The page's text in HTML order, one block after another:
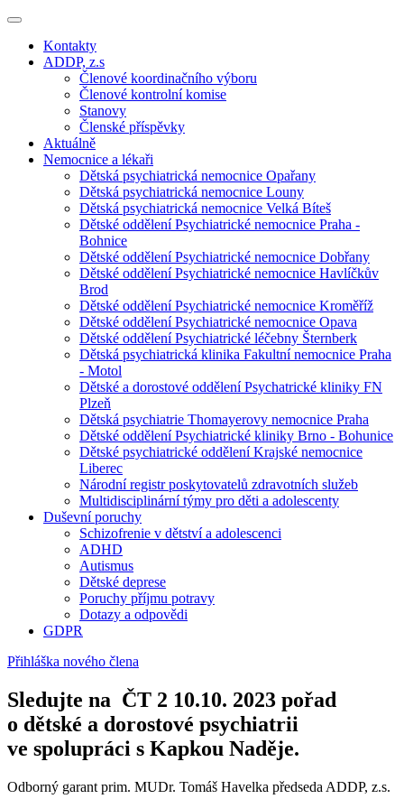
Kontakty
ADDP, z.s
Členové koordinačního výboru
Členové kontrolní komise
Stanovy
Členské příspěvky
Aktuálně
Nemocnice a lékaři
Dětská psychiatrická nemocnice Opařany
Dětská psychiatrická nemocnice Louny
Dětská psychiatrická nemocnice Velká Bíteš
Dětské oddělení Psychiatrické nemocnice Praha -
Bohnice
Dětské oddělení Psychiatrické nemocnice Dobřany
Dětské oddělení Psychiatrické nemocnice Havlíčkův
Brod
Dětské oddělení Psychiatrické nemocnice Kroměříž
Dětské oddělení Psychiatrické nemocnice Opava
Dětské oddělení Psychiatrické léčebny Šternberk
Dětská psychiatrická klinika Fakultní nemocnice Praha
- Motol
Dětské a dorostové oddělení Psychatrické kliniky FN
Plzeň
Dětská psychiatrie Thomayerovy nemocnice Praha
Dětské oddělení Psychiatrické kliniky Brno - Bohunice
Dětské psychiatrické oddělení Krajské nemocnice
Liberec
Národní registr poskytovatelů zdravotních služeb
Multidisciplinární týmy pro děti a adolescenty
Duševní poruchy
Schizofrenie v dětství a adolescenci
ADHD
Autismus
Dětské deprese
Poruchy příjmu potravy
Dotazy a odpovědi
GDPR
Přihláška nového člena
Sledujte na ČT 2 10.10. 2023 pořad
o dětské a dorostové psychiatrii
ve spolupráci s Kapkou Naděje.
Odborný garant prim. MUDr. Tomáš Havelka předseda ADDP, z.s.